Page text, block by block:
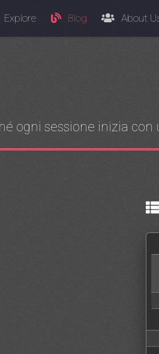
Explore Blog About
ogni sessione inizia con